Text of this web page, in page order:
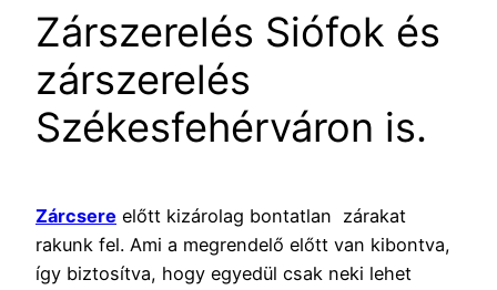
Zárszerelés Siófok és
zárszerelés
Székesfehérváron is.
Zárcsere előtt kizárolag bontatlan zárakat
rakunk fel. Ami a megrendelő előtt van kibontva,
így biztosítva, hogy egyedül csak neki lehet